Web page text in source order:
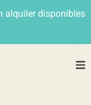
alquiler disponibles